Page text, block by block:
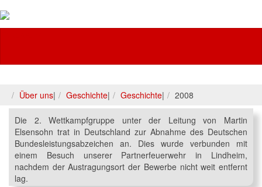
Über uns| Geschichte| Geschichte| 2008
Die 2. Wettkampfgruppe unter der Leitung von Martin
Elsensohn trat in Deutschland zur Abnahme des Deutschen
Bundesleistungsabzeichen an. Dies wurde verbunden mit
einem Besuch unserer Partnerfeuerwehr in Lindheim,
nachdem der Austragungsort der Bewerbe nicht weit entfernt
lag.